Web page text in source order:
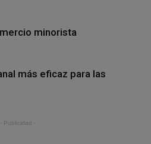
minorista
más eficaz para las
- Publicidad -